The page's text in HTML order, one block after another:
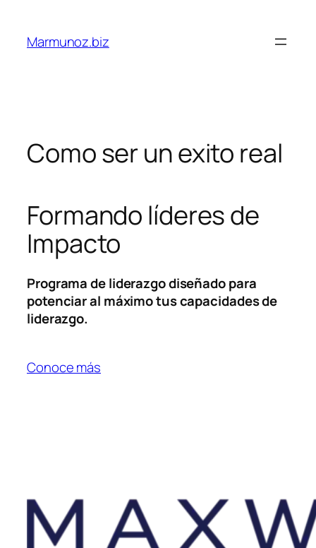
contenido
Marmunoz.biz
Como ser un exito real
Formando líderes de
Impacto
Programa de liderazgo diseñado para
potenciar al máximo tus capacidades de
liderazgo.
Conoce más